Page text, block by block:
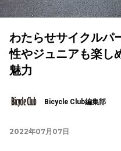
わたらせサイクル
性やジュニアも楽し
魅力
Bicycle Club編集部
2022年07月07日